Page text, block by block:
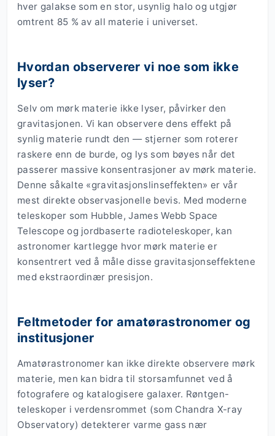
hver galakse som en stor, usynlig halo og utgjør
omtrent 85 % av all materie i universet.
Hvordan observerer vi noe som ikke
lyser?
Selv om mørk materie ikke lyser, påvirker den
gravitasjonen. Vi kan observere dens effekt på
synlig materie rundt den — stjerner som roterer
raskere enn de burde, og lys som bøyes når det
passerer massive konsentrasjoner av mørk materie.
Denne såkalte «gravitasjonslinseffekten» er vår
mest direkte observasjonelle bevis. Med moderne
teleskoper som Hubble, James Webb Space
Telescope og jordbaserte radioteleskoper, kan
astronomer kartlegge hvor mørk materie er
konsentrert ved å måle disse gravitasjonseffektene
med ekstraordinær presisjon.
Feltmetoder for amatørastronomer og
institusjoner
Amatørastronomer kan ikke direkte observere mørk
materie, men kan bidra til storsamfunnet ved å
fotografere og katalogisere galaxer. Røntgen-
teleskoper i verdensrommet (som Chandra X-ray
Observatory) detekterer varme gass nær